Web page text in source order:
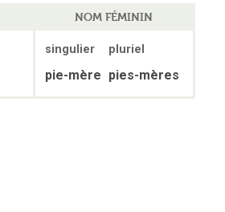
NOM FÉMININ
singulier pluriel
pie-mère pies-mères